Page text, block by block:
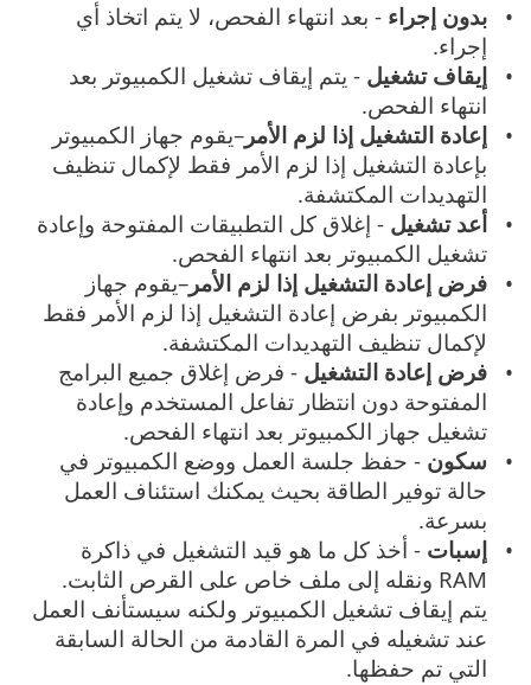
بدون إجراء - بعد انتهاء الفحص، لا يتم اتخاذ أي
إجراء.
إيقاف تشغيل - يتم إيقاف تشغيل الكمبيوتر بعد
انتهاء الفحص.
إعادة التشغيل إذا لزم الأمر–يقوم جهاز الكمبيوتر
بإعادة التشغيل إذا لزم الأمر فقط لإكمال تنظيف
التهديدات المكتشفة.
أعد تشغيل - إغلاق كل التطبيقات المفتوحة وإعادة
تشغيل الكمبيوتر بعد انتهاء الفحص.
فرض إعادة التشغيل إذا لزم الأمر–يقوم جهاز
الكمبيوتر بفرض إعادة التشغيل إذا لزم الأمر فقط
لإكمال تنظيف التهديدات المكتشفة.
فرض إعادة التشغيل - فرض إغلاق جميع البرامج
المفتوحة دون انتظار تفاعل المستخدم وإعادة
تشغيل جهاز الكمبيوتر بعد انتهاء الفحص.
سكون - حفظ جلسة العمل ووضع الكمبيوتر في
حالة توفير الطاقة بحيث يمكنك استئناف العمل
بسرعة.
إسبات - أخذ كل ما هو قيد التشغيل في ذاكرة
RAM ونقله إلى ملف خاص على القرص الثابت.
يتم إيقاف تشغيل الكمبيوتر ولكنه سيستأنف العمل
عند تشغيله في المرة القادمة من الحالة السابقة
التي تم حفظها.